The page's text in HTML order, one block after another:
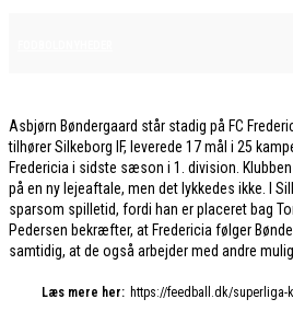
Asbjørn Bøndergaard står stadig på FC
tilhører Silkeborg IF, leverede 17 mål i 25
Fredericia i sidste sæson i 1. division.
på en ny lejeaftale, men det lykkedes ikke. I
sparsom spilletid, fordi han er placeret bag
Pedersen bekræfter, at Fredericia følger
samtidig, at de også arbejder med andre
Læs mere her: https://feedball.dk/